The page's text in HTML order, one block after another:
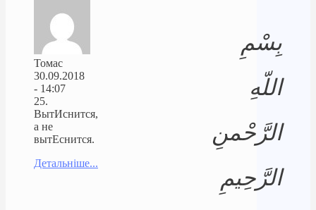
بِسْمِ
اللّهِ
الرَّحْمنِ
الرَّحِيمِ
Томас
30.09.2018
- 14:07
25.
ВытИснится,
а не
вытЕснится.
Детальніше...